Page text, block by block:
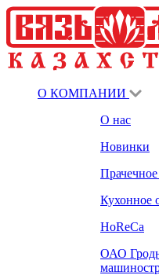
О КОМПАНИИ
О нас
Новинки
Кухонное
HoReCa
ОАО